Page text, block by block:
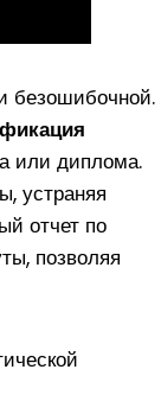
безошибочной.
или диплома.
устраняя
отчет по
позволяя